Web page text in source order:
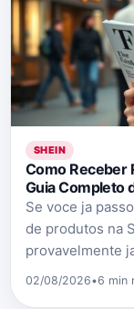
SHEIN
Como Receber
Guia Completo
Se voce ja
de produtos na
provavelmente
02/08/2026•6 min